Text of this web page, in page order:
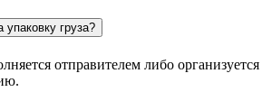
упаковку груза?
отправителем либо организуется